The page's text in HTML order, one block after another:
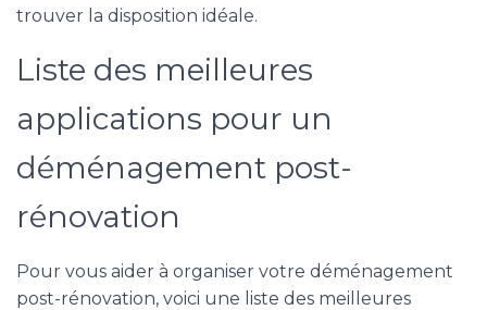
trouver la disposition idéale.
Liste des meilleures
applications pour un
déménagement post-
rénovation
Pour vous aider à organiser votre déménagement
post-rénovation, voici une liste des meilleures